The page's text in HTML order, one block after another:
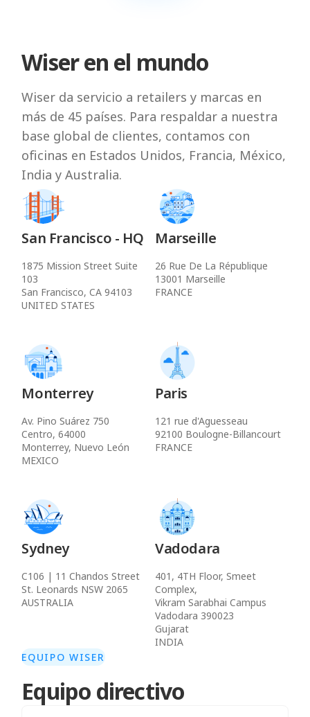
Wiser en el mundo
Wiser da servicio a retailers y marcas en
más de 45 países. Para respaldar a nuestra
base global de clientes, contamos con
oficinas en Estados Unidos, Francia, México,
India y Australia.
San Francisco - HQ
1875 Mission Street Suite
103
San Francisco, CA 94103
UNITED STATES
Marseille
26 Rue De La République
13001 Marseille
FRANCE
Monterrey
Av. Pino Suárez 750
Centro, 64000
Monterrey, Nuevo León
MEXICO
Paris
121 rue d'Aguesseau
92100 Boulogne-Billancourt
FRANCE
Sydney
C106 | 11 Chandos Street
St. Leonards NSW 2065
AUSTRALIA
Vadodara
401, 4TH Floor, Smeet
Complex,
Vikram Sarabhai Campus
Vadodara 390023
Gujarat
INDIA
EQUIPO WISER
Equipo directivo